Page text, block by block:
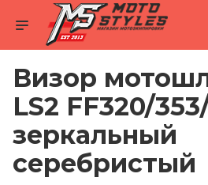
Визор
LS2 FF320/
зеркальный
серебристый